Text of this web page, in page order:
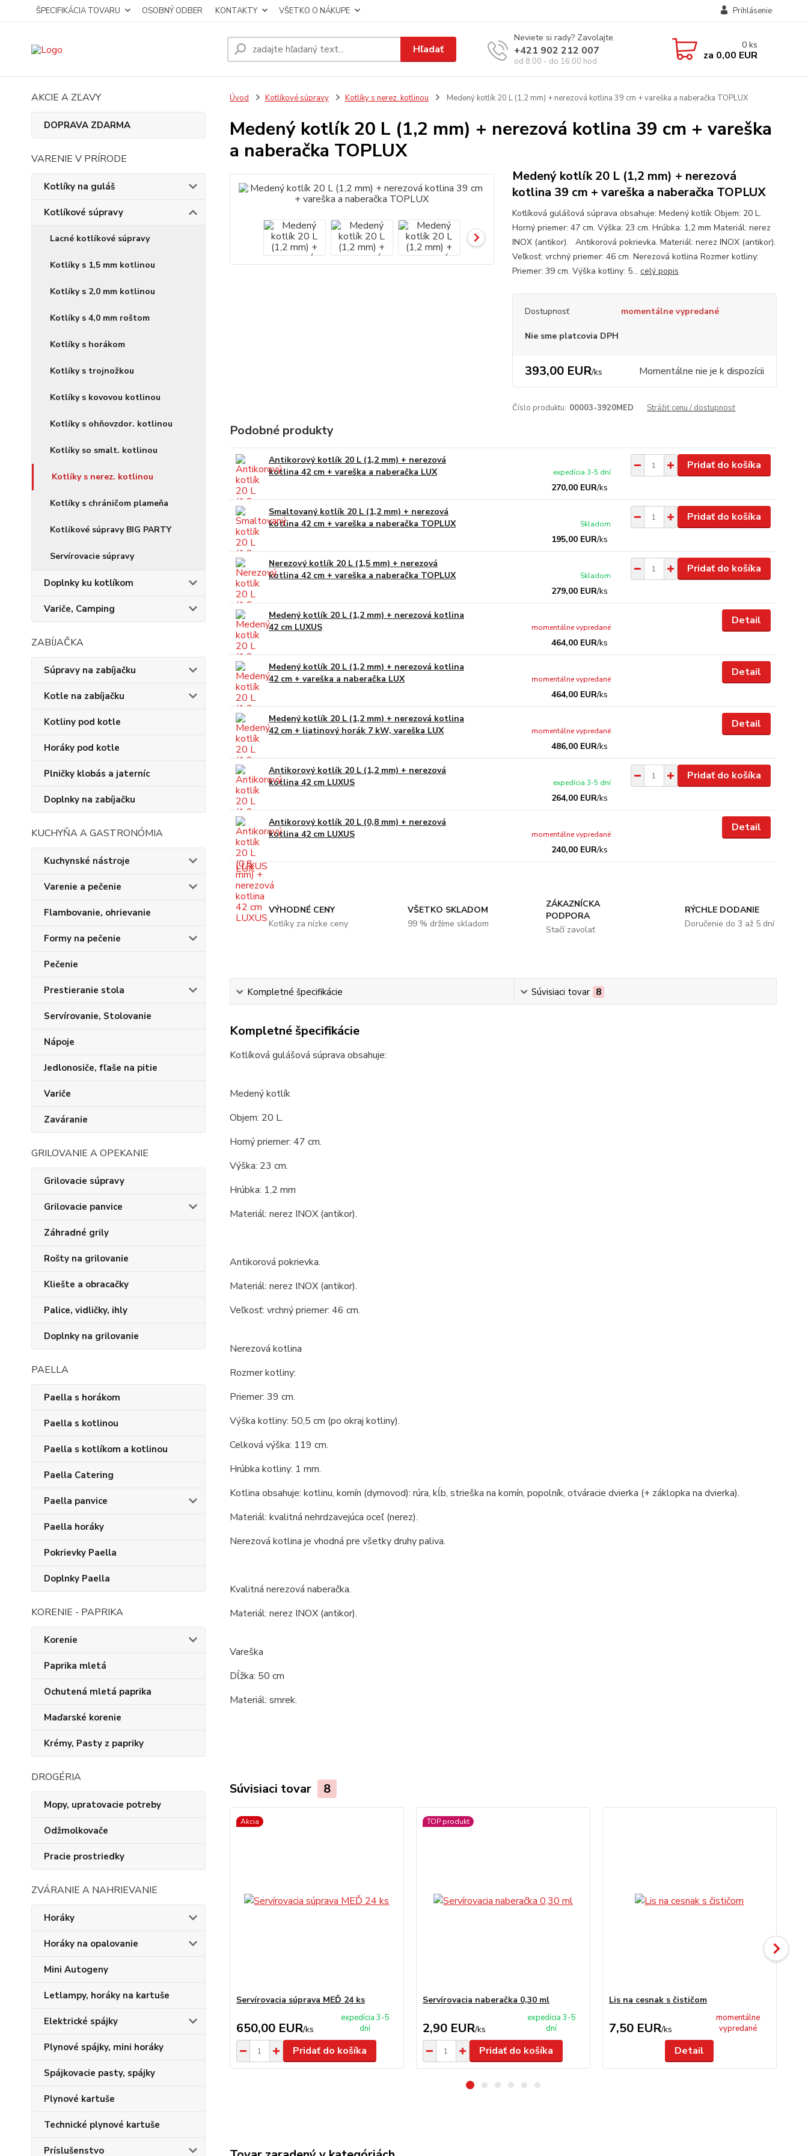
ŠPECIFIKÁCIA TOVARU OSOBNÝ ODBER KONTAKTY VŠETKO O NÁKUPE Prihlásenie
Hľadať
Neviete si rady? Zavolajte.
+421 902 212 007
od 8:00 - do 16:00 hod
0 ks
za 0,00 EUR
AKCIE A ZĽAVY
DOPRAVA ZDARMA
VARENIE V PRÍRODE
Kotlíky na guláš
Kotlíkové súpravy
Lacné kotlíkové súpravy
Kotlíky s 1,5 mm kotlinou
Kotlíky s 2,0 mm kotlinou
Kotlíky s 4,0 mm roštom
Kotlíky s horákom
Kotlíky s trojnožkou
Kotlíky s kovovou kotlinou
Kotlíky s ohňovzdor. kotlinou
Kotlíky so smalt. kotlinou
Kotlíky s nerez. kotlinou
Kotlíky s chráničom plameňa
Kotlíkové súpravy BIG PARTY
Servírovacie súpravy
Doplnky ku kotlíkom
Variče, Camping
ZABÍJAČKA
Súpravy na zabíjačku
Kotle na zabíjačku
Kotliny pod kotle
Horáky pod kotle
Plničky klobás a jaterníc
Doplnky na zabíjačku
KUCHYŇA A GASTRONÓMIA
Kuchynské nástroje
Varenie a pečenie
Flambovanie, ohrievanie
Formy na pečenie
Pečenie
Prestieranie stola
Servírovanie, Stolovanie
Nápoje
Jedlonosiče, fľaše na pitie
Variče
Zaváranie
GRILOVANIE A OPEKANIE
Grilovacie súpravy
Grilovacie panvice
Záhradné grily
Rošty na grilovanie
Kliešte a obracačky
Palice, vidličky, ihly
Doplnky na grilovanie
PAELLA
Paella s horákom
Paella s kotlinou
Paella s kotlíkom a kotlinou
Paella Catering
Paella panvice
Paella horáky
Pokrievky Paella
Doplnky Paella
KORENIE - PAPRIKA
Korenie
Paprika mletá
Ochutená mletá paprika
Maďarské korenie
Krémy, Pasty z papriky
DROGÉRIA
Mopy, upratovacie potreby
Odžmolkovače
Pracie prostriedky
ZVÁRANIE A NAHRIEVANIE
Horáky
Horáky na opalovanie
Mini Autogeny
Letlampy, horáky na kartuše
Elektrické spájky
Plynové spájky, mini horáky
Spájkovacie pasty, spájky
Plynové kartuše
Technické plynové kartuše
Príslušenstvo
Úvod Kotlíkové súpravy Kotlíky s nerez. kotlinou Medený kotlík 20 L (1,2 mm) + nerezová kotlina 39 cm + vareška a naberačka TOPLUX
Medený kotlík 20 L (1,2 mm) + nerezová kotlina 39 cm + vareška
a naberačka TOPLUX
Medený kotlík 20 L (1,2 mm) + nerezová
kotlina 39 cm + vareška a naberačka TOPLUX
Kotlíková gulášová súprava obsahuje: Medený kotlík Objem: 20 L.
Horný priemer: 47 cm. Výška: 23 cm. Hrúbka: 1,2 mm Materiál: nerez
INOX (antikor). Antikorová pokrievka. Materiál: nerez INOX (antikor).
Veľkosť: vrchný priemer: 46 cm. Nerezová kotlina Rozmer kotliny:
Priemer: 39 cm. Výška kotliny: 5... celý popis
Dostupnosť momentálne vypredané
Nie sme platcovia DPH
393,00 EUR/ks Momentálne nie je k dispozícii
Číslo produktu: 00003-3920MED Strážiť cenu / dostupnosť
Podobné produkty
Antikorový kotlík 20 L (1,2 mm) + nerezová
kotlina 42 cm + vareška a naberačka LUX
270,00 EUR/ks
expedícia 3-5 dní
Pridať do košíka
Smaltovaný kotlík 20 L (1,2 mm) + nerezová
kotlina 42 cm + vareška a naberačka TOPLUX
195,00 EUR/ks
Skladom
Pridať do košíka
Nerezový kotlík 20 L (1,5 mm) + nerezová
kotlina 42 cm + vareška a naberačka TOPLUX
279,00 EUR/ks
Skladom
Pridať do košíka
Medený kotlík 20 L (1,2 mm) + nerezová kotlina
42 cm LUXUS
464,00 EUR/ks
momentálne vypredané
Detail
Medený kotlík 20 L (1,2 mm) + nerezová kotlina
42 cm + vareška a naberačka LUX
464,00 EUR/ks
momentálne vypredané
Detail
Medený kotlík 20 L (1,2 mm) + nerezová kotlina
42 cm + liatinový horák 7 kW, vareška LUX
486,00 EUR/ks
momentálne vypredané
Detail
Antikorový kotlík 20 L (1,2 mm) + nerezová
kotlina 42 cm LUXUS
264,00 EUR/ks
expedícia 3-5 dní
Pridať do košíka
Antikorový kotlík 20 L (0,8 mm) + nerezová
kotlina 42 cm LUXUS
240,00 EUR/ks
momentálne vypredané
Detail
VÝHODNÉ CENY
Kotlíky za nízke ceny
VŠETKO SKLADOM
99 % držíme skladom
ZÁKAZNÍCKA
PODPORA
Stačí zavolať
RÝCHLE DODANIE
Doručenie do 3 až 5 dní
Kompletné špecifikácie Súvisiaci tovar 8
Kompletné špecifikácie
Kotlíková gulášová súprava obsahuje:
Medený kotlík
Objem: 20 L.
Horný priemer: 47 cm.
Výška: 23 cm.
Hrúbka: 1,2 mm
Materiál: nerez INOX (antikor).
Antikorová pokrievka.
Materiál: nerez INOX (antikor).
Veľkosť: vrchný priemer: 46 cm.
Nerezová kotlina
Rozmer kotliny:
Priemer: 39 cm.
Výška kotliny: 50,5 cm (po okraj kotliny).
Celková výška: 119 cm.
Hrúbka kotliny: 1 mm.
Kotlina obsahuje: kotlinu, komín (dymovod): rúra, kĺb, strieška na komín, popolník, otváracie dvierka (+ záklopka na dvierka).
Materiál: kvalitná nehrdzavejúca oceľ (nerez).
Nerezová kotlina je vhodná pre všetky druhy paliva.
Kvalitná nerezová naberačka.
Materiál: nerez INOX (antikor).
Vareška
Dĺžka: 50 cm
Materiál: smrek.
Súvisiaci tovar 8
Akcia
Servírovacia súprava MEĎ 24 ks
650,00 EUR/ks
expedícia 3-5
dní
Pridať do košíka
TOP produkt
Servírovacia naberačka 0,30 ml
2,90 EUR/ks
expedícia 3-5
dní
Pridať do košíka
Lis na cesnak s čističom
7,50 EUR/ks
momentálne
vypredané
Detail